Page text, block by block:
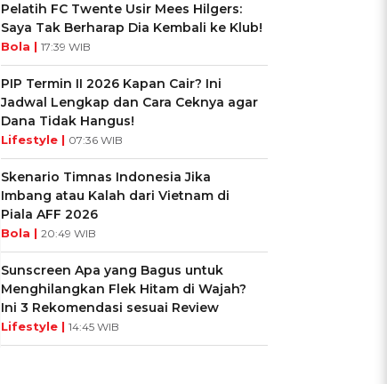
Pelatih FC Twente Usir Mees Hilgers:
Saya Tak Berharap Dia Kembali ke Klub!
Bola | 17:39 WIB
PIP Termin II 2026 Kapan Cair? Ini
Jadwal Lengkap dan Cara Ceknya agar
Dana Tidak Hangus!
Lifestyle | 07:36 WIB
Skenario Timnas Indonesia Jika
Imbang atau Kalah dari Vietnam di
Piala AFF 2026
Bola | 20:49 WIB
Sunscreen Apa yang Bagus untuk
Menghilangkan Flek Hitam di Wajah?
Ini 3 Rekomendasi sesuai Review
Lifestyle | 14:45 WIB